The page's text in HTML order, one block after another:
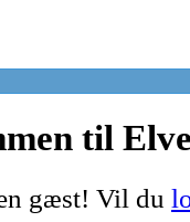
til
gæst! Vil du